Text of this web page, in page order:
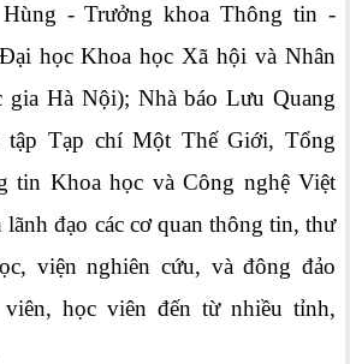
- Trưởng khoa Thông tin -
học Khoa học Xã hội và Nhân
gia Hà Nội); Nhà báo Lưu Quang
Tạp chí Một Thế Giới, Tổng
tin Khoa học và Công nghệ Việt
đạo các cơ quan thông tin, thư
viện nghiên cứu, và đông đảo
viên, học viên đến từ nhiều tỉnh,